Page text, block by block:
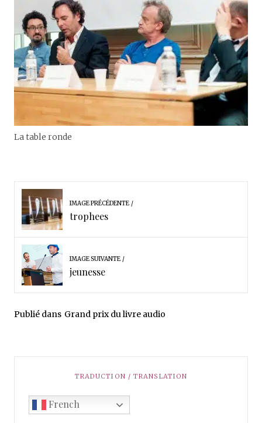
La table ronde
IMAGE PRÉCÉDENTE
trophees
IMAGE SUIVANTE
jeunesse
Publié dans Grand prix du livre audio
TRADUCTION / TRANSLATION
French